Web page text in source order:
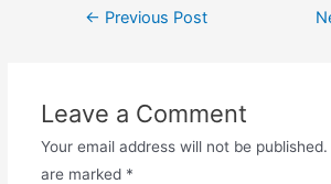
Post← Previous Post
Leave a Comment
Your email address will not be published.
are marked *